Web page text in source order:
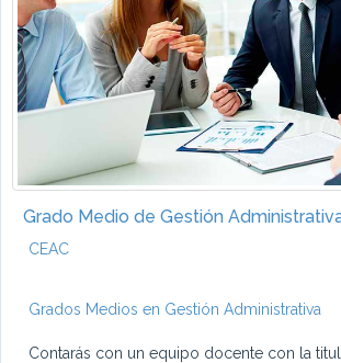
Grado Medio de Gestión
CEAC
Grados Medios en Gestión Administrativa
Contarás con un equipo docente con la